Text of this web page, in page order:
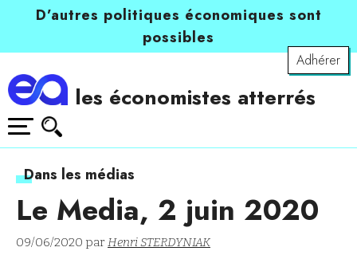
D’autres politiques économiques sont
possibles
Adhérer
les économistes atterrés
Dans les médias
Le Media, 2 juin 2020
09/06/2020 parHenri STERDYNIAK